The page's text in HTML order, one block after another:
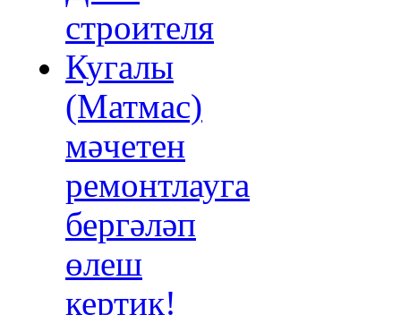
строителя
Кугалы
(Матмас)
мәчетен
ремонтлауга
бергәләп
өлеш
кертик!